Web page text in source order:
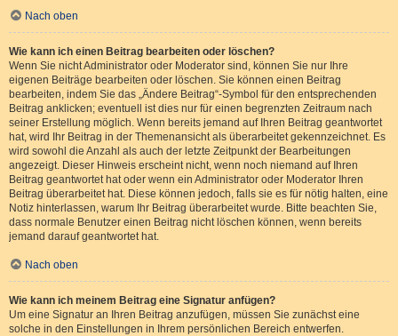
Nach oben
Wie kann ich einen Beitrag bearbeiten oder löschen?
Wenn Sie nicht Administrator oder Moderator sind, können Sie nur Ihre
eigenen Beiträge bearbeiten oder löschen. Sie können einen Beitrag
bearbeiten, indem Sie das „Ändere Beitrag“-Symbol für den entsprechenden
Beitrag anklicken; eventuell ist dies nur für einen begrenzten Zeitraum nach
seiner Erstellung möglich. Wenn bereits jemand auf Ihren Beitrag geantwortet
hat, wird Ihr Beitrag in der Themenansicht als überarbeitet gekennzeichnet. Es
wird sowohl die Anzahl als auch der letzte Zeitpunkt der Bearbeitungen
angezeigt. Dieser Hinweis erscheint nicht, wenn noch niemand auf Ihren
Beitrag geantwortet hat oder wenn ein Administrator oder Moderator Ihren
Beitrag überarbeitet hat. Diese können jedoch, falls sie es für nötig halten, eine
Notiz hinterlassen, warum Ihr Beitrag überarbeitet wurde. Bitte beachten Sie,
dass normale Benutzer einen Beitrag nicht löschen können, wenn bereits
jemand darauf geantwortet hat.
Nach oben
Wie kann ich meinem Beitrag eine Signatur anfügen?
Um eine Signatur an Ihren Beitrag anzufügen, müssen Sie zunächst eine
solche in den Einstellungen in Ihrem persönlichen Bereich entwerfen.